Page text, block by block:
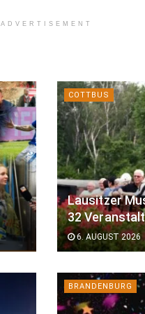
ADVERTISEMENT
COTTBUS
Lausitzer
32
6. AUGUST 2026
BRANDENBURG